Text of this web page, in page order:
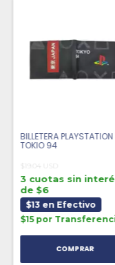
BILLETERA PLAYSTATION
TOKIO 94
$19.04 USD
3 cuotas sin
de $6
$13 en Efectivo
$15 por